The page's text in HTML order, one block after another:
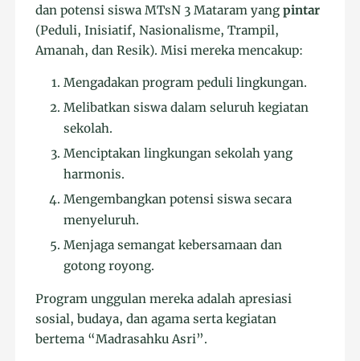
dan potensi siswa MTsN 3 Mataram yangpintar
(Peduli, Inisiatif, Nasionalisme, Trampil,
Amanah, dan Resik). Misi mereka mencakup:
Mengadakan program peduli lingkungan.
Melibatkan siswa dalam seluruh kegiatan
sekolah.
Menciptakan lingkungan sekolah yang
harmonis.
Mengembangkan potensi siswa secara
menyeluruh.
Menjaga semangat kebersamaan dan
gotong royong.
Program unggulan mereka adalah apresiasi
sosial, budaya, dan agama serta kegiatan
bertema “Madrasahku Asri”.